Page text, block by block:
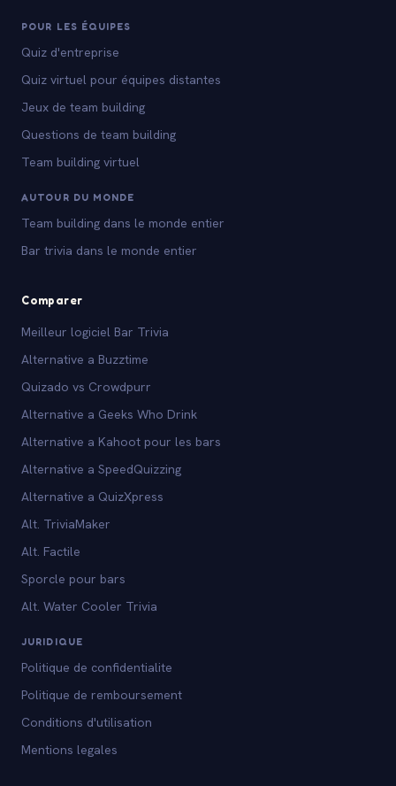
POUR LES ÉQUIPES
Quiz d'entreprise
Quiz virtuel pour équipes distantes
Jeux de team building
Questions de team building
Team building virtuel
AUTOUR DU MONDE
Team building dans le monde entier
Bar trivia dans le monde entier
Comparer
Meilleur logiciel Bar Trivia
Alternative a Buzztime
Quizado vs Crowdpurr
Alternative a Geeks Who Drink
Alternative a Kahoot pour les bars
Alternative a SpeedQuizzing
Alternative a QuizXpress
Alt. TriviaMaker
Alt. Factile
Sporcle pour bars
Alt. Water Cooler Trivia
JURIDIQUE
Politique de confidentialite
Politique de remboursement
Conditions d'utilisation
Mentions legales